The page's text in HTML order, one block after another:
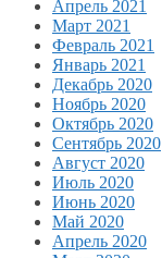
Апрель 2021
Март 2021
Февраль 2021
Январь 2021
Декабрь 2020
Ноябрь 2020
Октябрь 2020
Сентябрь 2020
Август 2020
Июль 2020
Июнь 2020
Май 2020
Апрель 2020